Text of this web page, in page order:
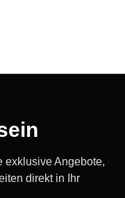
exklusive Angebote,
direkt in Ihr